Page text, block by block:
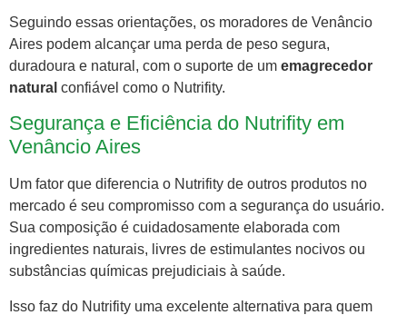
Seguindo essas orientações, os moradores de Venâncio
Aires podem alcançar uma perda de peso segura,
duradoura e natural, com o suporte de um emagrecedor
natural confiável como o Nutrifity.
Segurança e Eficiência do Nutrifity em
Venâncio Aires
Um fator que diferencia o Nutrifity de outros produtos no
mercado é seu compromisso com a segurança do usuário.
Sua composição é cuidadosamente elaborada com
ingredientes naturais, livres de estimulantes nocivos ou
substâncias químicas prejudiciais à saúde.
Isso faz do Nutrifity uma excelente alternativa para quem